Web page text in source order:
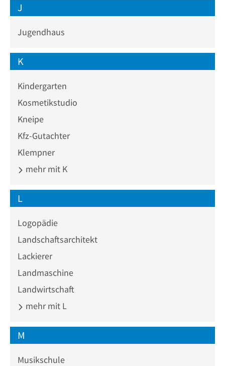
J
Jugendhaus
K
Kindergarten
Kosmetikstudio
Kneipe
Kfz-Gutachter
Klempner
mehr mit K
L
Logopädie
Landschaftsarchitekt
Lackierer
Landmaschine
Landwirtschaft
mehr mit L
M
Musikschule